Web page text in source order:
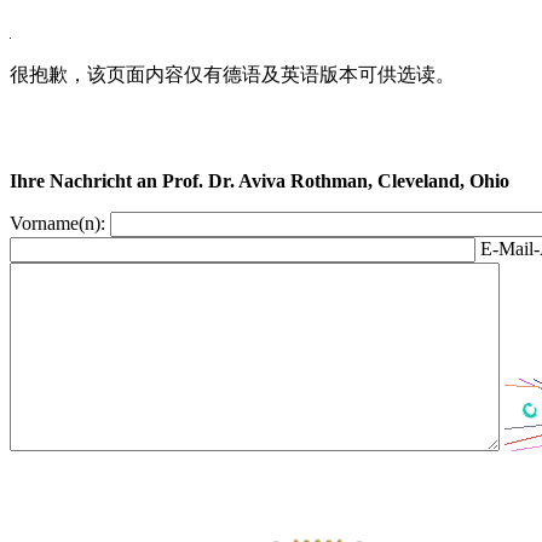
很抱歉，该页面内容仅有德语及英语版本可供选读。
Ihre Nachricht an Prof. Dr. Aviva Rothman, Cleveland, Ohio
Vorname(n):
E-Mail-